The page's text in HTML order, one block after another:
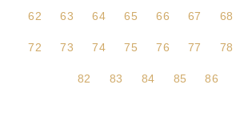
62 63 64 65 66 67 68
72 73 74 75 76 77 78
82 83 84 85 86